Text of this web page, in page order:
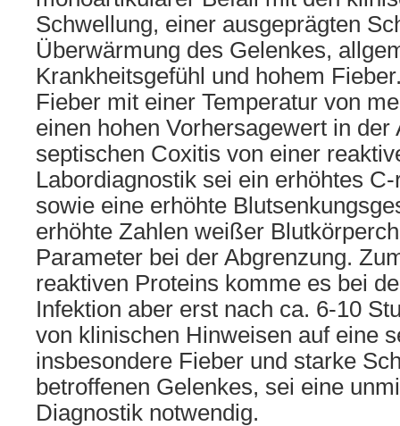
Schwellung, einer ausgeprägten
Überwärmung des Gelenkes,
Krankheitsgefühl und hohem
Fieber mit einer Temperatur von
einen hohen Vorhersagewert in der
septischen Coxitis von einer
Labordiagnostik sei ein erhöhtes
sowie eine erhöhte
erhöhte Zahlen weißer
Parameter bei der Abgrenzung.
reaktiven Proteins komme es bei
Infektion aber erst nach ca. 6-10
von klinischen Hinweisen auf eine
insbesondere Fieber und starke
betroffenen Gelenkes, sei eine
Diagnostik notwendig.